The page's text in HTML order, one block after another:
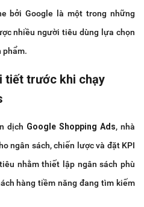
bởi Google là một trong những
nhiều người tiêu dùng lựa chọn
phẩm.
tiết trước khi chạy
dịch Google Shopping Ads, nhà
ngân sách, chiến lược và đặt KPI
nhằm thiết lập ngân sách phù
hàng tiềm năng đang tìm kiếm